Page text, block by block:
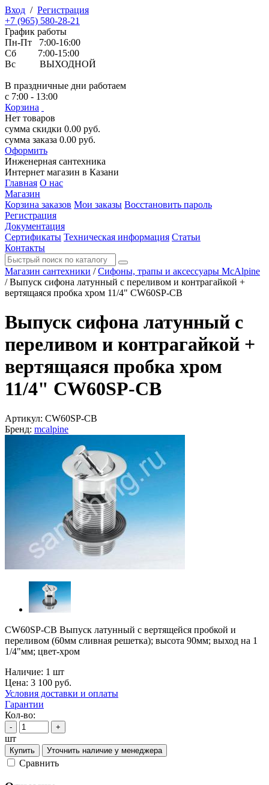
Вход / Регистрация
+7 (965) 580-28-21
График работы
Пн-Пт 7:00-16:00
Сб 7:00-15:00
Вс ВЫХОДНОЙ
В праздничные дни работаем
с 7:00 - 13:00
Корзина
Нет товаров
сумма скидки 0.00 руб.
сумма заказа 0.00 руб.
Оформить
Инженерная сантехника
Интернет магазин в Казани
Главная О нас
Магазин
Корзина заказов Мои заказы Восстановить пароль
Регистрация
Документация
Сертификаты Техническая информация Статьи
Контакты
Магазин сантехники / Сифоны, трапы и аксессуары McAlpine
/ Выпуск сифона латунный с переливом и контрагайкой +
вертящаяся пробка хром 11/4" CW60SP-CB
Выпуск сифона латунный с
переливом и контрагайкой +
вертящаяся пробка хром
11/4" CW60SP-CB
Артикул: CW60SP-CB
Бренд: mcalpine
CW60SP-CB Выпуск латунный с вертящейся пробкой и
переливом (60мм сливная решетка); высота 90мм; выход на 1
1/4"мм; цвет-хром
Наличие: 1 шт
Цена: 3 100 руб.
Условия доставки и оплаты
Гарантии
Кол-во:
- +
шт
Купить Уточнить наличие у менеджера
Cравнить